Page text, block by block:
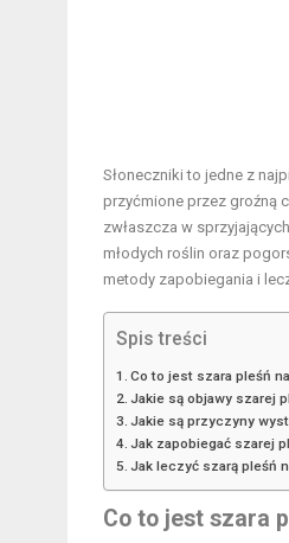
Słoneczniki to jedne z
przyćmione przez groźną
zwłaszcza w
młodych roślin oraz
metody zapobiegania i
Spis treści
Co to jest szara pleśń
Jakie są objawy szarej
Jakie są przyczyny
Jak zapobiegać szarej
Jak leczyć szarą pleśń
Co to jest szara